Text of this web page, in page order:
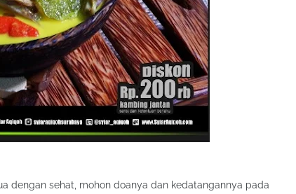
dengan sehat, mohon doanya dan kedatangannya pada